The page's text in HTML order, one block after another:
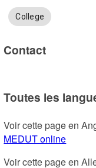
College
Contact
Toutes les
Voir cette page en
MEDUT online
Voir cette page en